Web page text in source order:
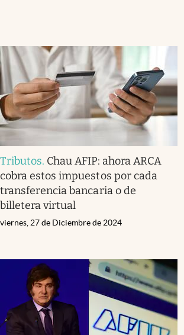
Tributos. Chau AFIP: ahora ARCA
cobra estos impuestos por cada
transferencia bancaria o de
billetera virtual
viernes, 27 de Diciembre de 2024